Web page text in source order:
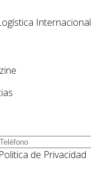
Internacional
Politica de Privacidad